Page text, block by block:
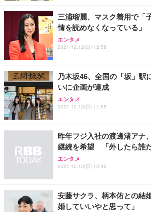
三浦瑠麗、マスク着用で「
情を読めなくなっている」
エンタメ
2021.12.12(日) 12:58
乃木坂46、全国の「坂」駅
いに企画が達成
エンタメ
2021.12.12(日) 11:55
昨年フジ入社の渡邊渚アナ
継続を希望 「外したら誰
エンタメ
2021.12.12(日) 12:42
安藤サクラ、柄本佑との結
婚していいやと思って」